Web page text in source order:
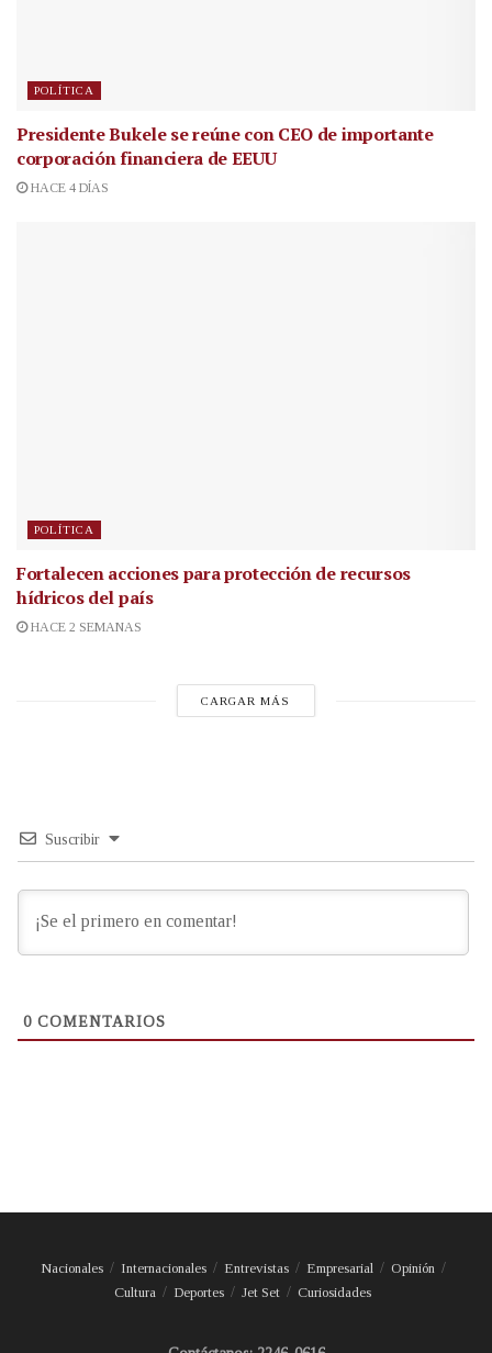
POLÍTICA
Presidente Bukele se reúne con CEO de importante
corporación financiera de EEUU
HACE 4 DÍAS
POLÍTICA
Fortalecen acciones para protección de recursos
hídricos del país
HACE 2 SEMANAS
CARGAR MÁS
Suscribir
0 COMENTARIOS
Nacionales Internacionales Entrevistas Empresarial
Opinión
Cultura
Deportes Jet Set Curiosidades